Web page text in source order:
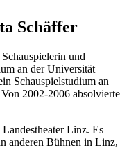
Schäffer
und
an der Universität
Schauspielstudium an
2002-2006 absolvierte
Linz. Es
anderen Bühnen in Linz,